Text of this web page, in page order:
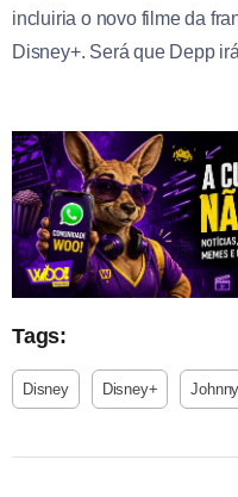
incluiria o novo filme da
Disney+. Será que Depp
Tags:
Disney Disney+